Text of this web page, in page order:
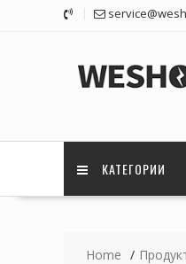
КАТЕГОРИИ
Home